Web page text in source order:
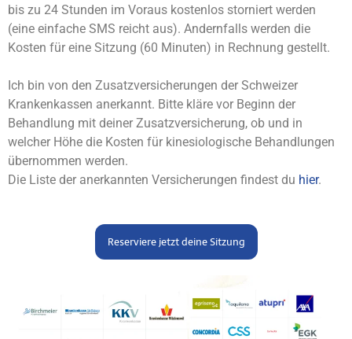
bis zu 24 Stunden im Voraus kostenlos storniert werden
(eine einfache SMS reicht aus). Andernfalls werden die
Kosten für eine Sitzung (60 Minuten) in Rechnung gestellt.
Ich bin von den Zusatzversicherungen der Schweizer
Krankenkassen anerkannt. Bitte kläre vor Beginn der
Behandlung mit deiner Zusatzversicherung, ob und in
welcher Höhe die Kosten für kinesiologische Behandlungen
übernommen werden.
Die Liste der anerkannten Versicherungen findest du hier.
Reserviere jetzt deine Sitzung